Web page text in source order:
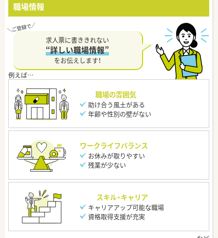
職場情報
求人票に書ききれない
“詳しい職場情報”
をお伝えします！
職場の雰囲気
助け合う風土がある
年齢や性別の壁がない
ワークライフバランス
お休みが取りやすい
残業が少ない
スキル・キャリア
キャリアアップ可能な職場
資格取得支援が充実